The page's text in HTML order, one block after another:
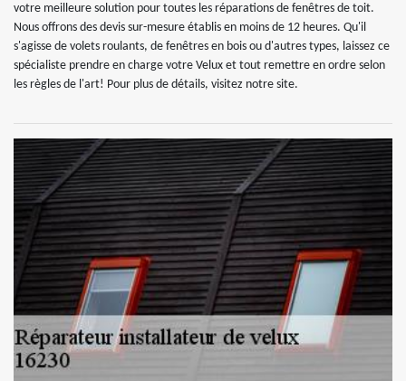
votre meilleure solution pour toutes les réparations de fenêtres de toit.
Nous offrons des devis sur-mesure établis en moins de 12 heures. Qu'il
s'agisse de volets roulants, de fenêtres en bois ou d'autres types, laissez ce
spécialiste prendre en charge votre Velux et tout remettre en ordre selon
les règles de l'art! Pour plus de détails, visitez notre site.